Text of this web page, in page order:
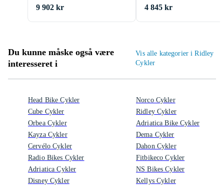
9 902 kr 4 845 kr
Du kunne måske også være
interesseret i
Vis alle kategorier i Ridley
Cykler
Head Bike Cykler
Cube Cykler
Orbea Cykler
Kayza Cykler
Cervélo Cykler
Radio Bikes Cykler
Adriatica Cykler
Disney Cykler
Norco Cykler
Ridley Cykler
Adriatica Bike Cykler
Dema Cykler
Dahon Cykler
Fitbikeco Cykler
NS Bikes Cykler
Kellys Cykler